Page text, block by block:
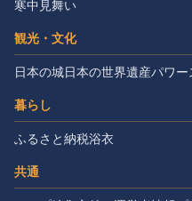
寒中見舞い
観光・文化
日本の城日本の世界遺産パワー
暮らし
ふるさと納税浴衣
共通